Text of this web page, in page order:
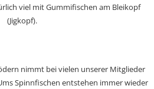
viel mit Gummifischen am Bleikopf
(Jigkopf).
nimmt bei vielen unserer Mitglieder
Spinnfischen entstehen immer wieder